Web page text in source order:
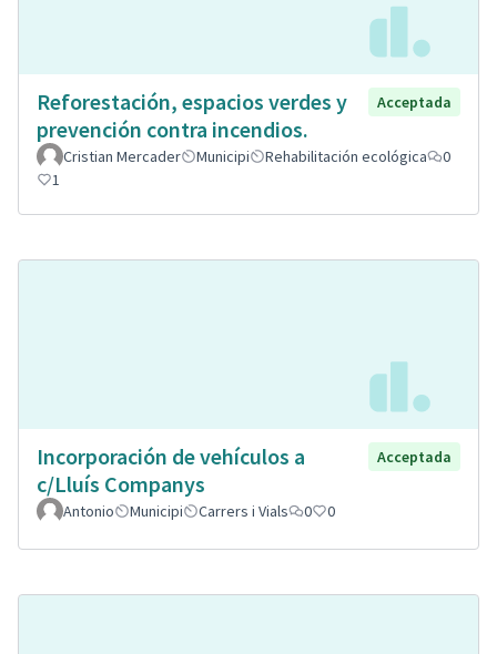
Reforestación, espacios verdes y
prevención contra incendios.
Acceptada
Cristian Mercader Municipi Rehabilitación ecológica
0
1
Incorporación de vehículos a
c/Lluís Companys
Acceptada
Antonio Municipi Carrers i Vials 0 0